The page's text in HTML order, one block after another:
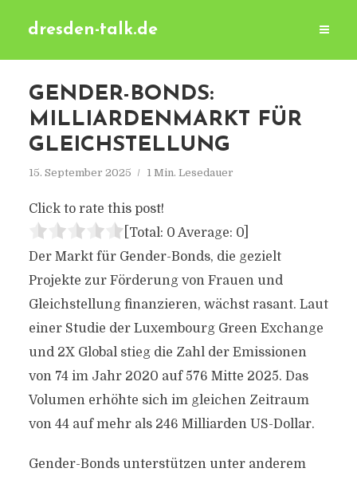
dresden-talk.de
GENDER-BONDS:
MILLIARDENMARKT FÜR
GLEICHSTELLUNG
15. September 2025 1 Min. Lesedauer
Click to rate this post!
[Total: 0 Average: 0]
Der Markt für Gender-Bonds, die gezielt
Projekte zur Förderung von Frauen und
Gleichstellung finanzieren, wächst rasant. Laut
einer Studie der Luxembourg Green Exchange
und 2X Global stieg die Zahl der Emissionen
von 74 im Jahr 2020 auf 576 Mitte 2025. Das
Volumen erhöhte sich im gleichen Zeitraum
von 44 auf mehr als 246 Milliarden US-Dollar.
Gender-Bonds unterstützen unter anderem